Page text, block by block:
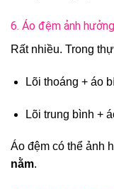
6. Áo đệm ảnh
Rất nhiều. Trong
Lõi thoáng + áo
Lõi trung bình +
Áo đệm có thể ảnh
nằm.